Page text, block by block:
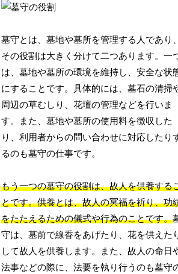
墓守とは、墓地や墓所を管理する人であり、
その役割は大きく分けて二つあります。一
は、墓地や墓所の環境を維持し、安全な状
にすることです。具体的には、墓石の清掃
周辺の草むしり、花壇の管理などを行いま
す。また、墓地や墓所の使用料を徴収した
り、利用者からの問い合わせに対応したり
るのも墓守の仕事です。
もう一つの墓守の役割は、故人を供養する
とです。供養とは、故人の冥福を祈り、功
をたたえるための儀式や行為のことです。
守は、墓前で線香をあげたり、花を供えた
して故人を供養します。また、故人の命日
法事などの際に、法要を執り行うのも墓守